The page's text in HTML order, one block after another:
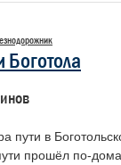
Боготола
пути в
прошёл по-
выразить
заслуживает